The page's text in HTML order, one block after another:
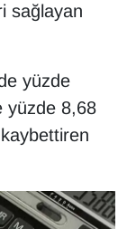
sağlayan
yüzde
yüzde 8,68
kaybettiren